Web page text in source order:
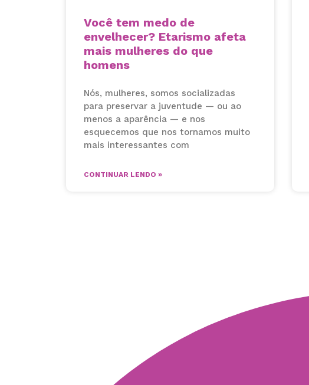
Você tem medo de
envelhecer? Etarismo afeta
mais mulheres do que
homens
Nós, mulheres, somos socializadas
para preservar a juventude — ou ao
menos a aparência — e nos
esquecemos que nos tornamos muito
mais interessantes com
CONTINUAR LENDO »